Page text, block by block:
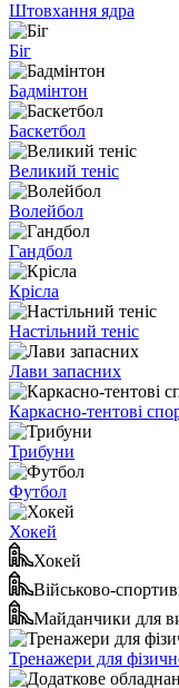
Штовхання ядра
Біг
Бадмінтон
Баскетбол
Великий теніс
Волейбол
Гандбол
Крісла
Настільний теніс
Лави запасних
Каркасно-тентові
Трибуни
Футбол
Хокей
Хокей
Військово-
Майданчики для
Тренажери для